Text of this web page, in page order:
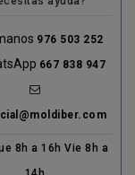
976 503 252
667 838 947
8h a 16h Vie 8h a